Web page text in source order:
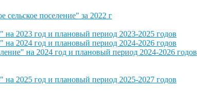
поселение" за 2022 г
2023 год и плановый период 2023-2025 годов
2024 год и плановый период 2024-2026 годов
на 2024 год и плановый период 2024-2026 годов
2025 год и плановый период 2025-2027 годов